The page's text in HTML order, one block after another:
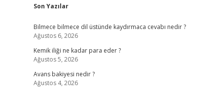
Sidebar
Son Yazılar
Bilmece bilmece dil üstünde kaydırmaca cevabı nedir ?
Ağustos 6, 2026
Kemik iliği ne kadar para eder ?
Ağustos 5, 2026
Avans bakiyesi nedir ?
Ağustos 4, 2026